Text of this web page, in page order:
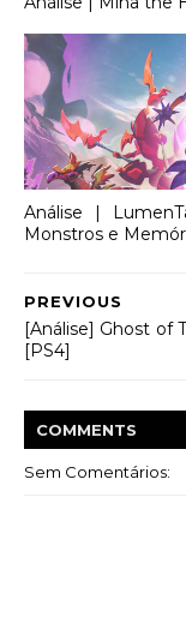
Análise |
Monstros e
PREVIOUS
[Análise] Ghost of
[PS4]
COMMENTS
Sem Comentários: